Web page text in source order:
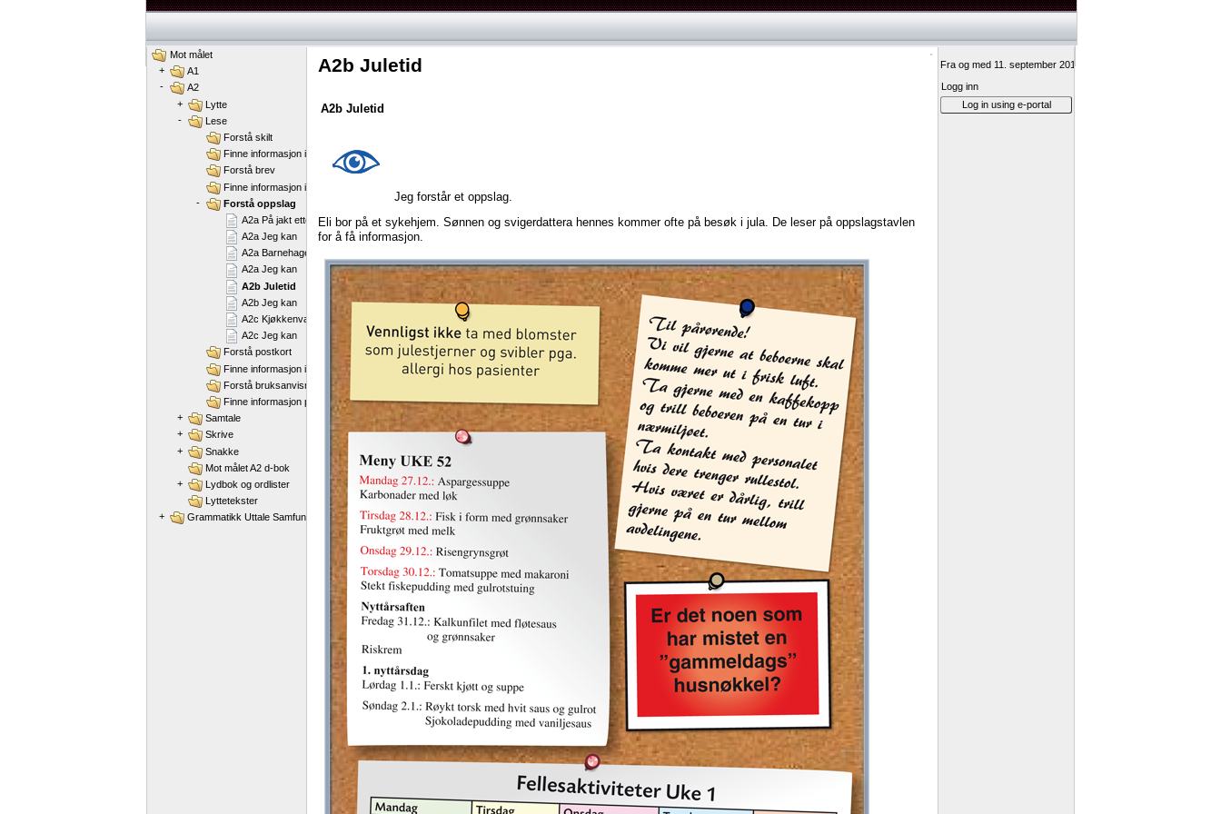
A2b Juletid
A2b Juletid
Jeg forstår et oppslag.
Eli bor på et sykehjem. Sønnen og svigerdattera hennes kommer ofte på besøk i jula. De leser på oppslagstavlen
for å få informasjon.
Mot målet
+
A1
-
A2
+
Lytte
-
Lese
Forstå skilt
Finne informasjon i reklamebrosjyrer eller annonser
Forstå brev
Finne informasjon i tekster
-
Forstå oppslag
A2a På jakt etter bolig
A2a Jeg kan
A2a Barnehagen
A2a Jeg kan
A2b Juletid
A2b Jeg kan
A2c Kjøkkenvakt
A2c Jeg kan
Forstå postkort
Finne informasjon i kataloger
Forstå bruksanvisninger
Finne informasjon på lister
+
Samtale
+
Skrive
+
Snakke
Mot målet A2 d-bok
+
Lydbok og ordlister
Lyttetekster
+
Grammatikk Uttale Samfunnskunnskap
Fra og med 11. september 2017 vil innlogging til Min vei-
Logg inn
Log in using e-portal